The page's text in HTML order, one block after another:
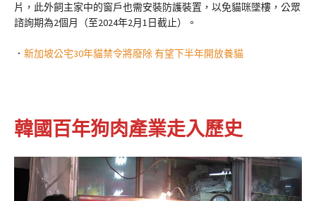
片，此外飼主家中的窗戶也需安裝防護裝置，以免貓咪墜樓，公眾
諮詢期為2個月（至2024年2月1日截止）。
． 新加坡公宅30年貓禁令將廢除 有望下半年開放養貓
韓國百年狗肉產業走入歷史